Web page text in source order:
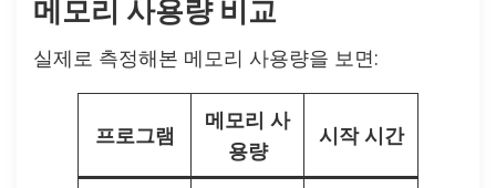
메모리 사용량 비교
실제로 측정해본 메모리 사용량을 보면:
프로그램
메모리 사
용량
시작 시간